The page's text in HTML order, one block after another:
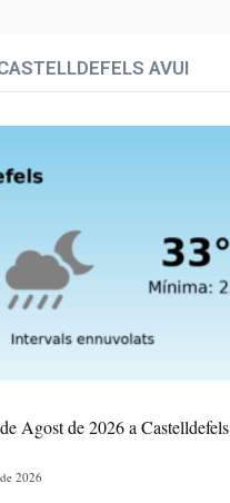
AVUI
Agost de 2026 a Castelldefels
2026